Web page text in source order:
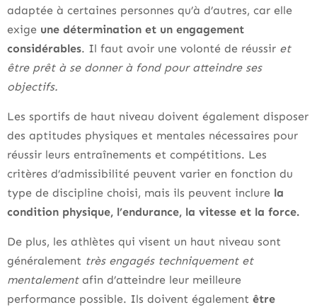
adaptée à certaines personnes qu’à d’autres, car elle
exige une détermination et un engagement
considérables. Il faut avoir une volonté de réussir et
être prêt à se donner à fond pour atteindre ses
objectifs.
Les sportifs de haut niveau doivent également disposer
des aptitudes physiques et mentales nécessaires pour
réussir leurs entraînements et compétitions. Les
critères d’admissibilité peuvent varier en fonction du
type de discipline choisi, mais ils peuvent inclure la
condition physique, l’endurance, la vitesse et la force.
De plus, les athlètes qui visent un haut niveau sont
généralement très engagés techniquement et
mentalement afin d’atteindre leur meilleure
performance possible. Ils doivent également être